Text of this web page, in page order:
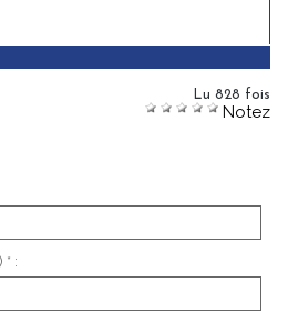
Lu 828 fois
Notez
* :